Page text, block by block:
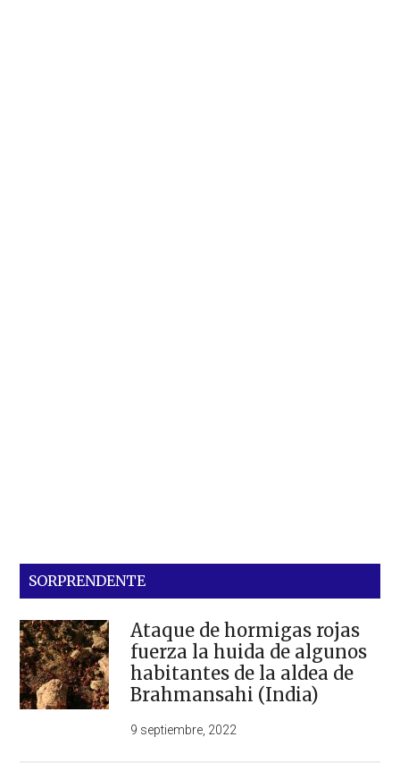
SORPRENDENTE
Ataque de hormigas rojas
fuerza la huida de algunos
habitantes de la aldea de
Brahmansahi (India)
9 septiembre, 2022